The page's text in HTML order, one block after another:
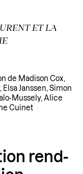
ET LA
de Madison Cox,
Janssen, Simon
Mussely, Alice
Cuinet
rend-